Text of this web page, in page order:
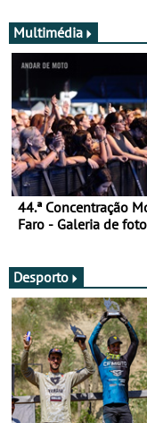
Multimédia
44.ª Concentração
Faro - Galeria de
Desporto